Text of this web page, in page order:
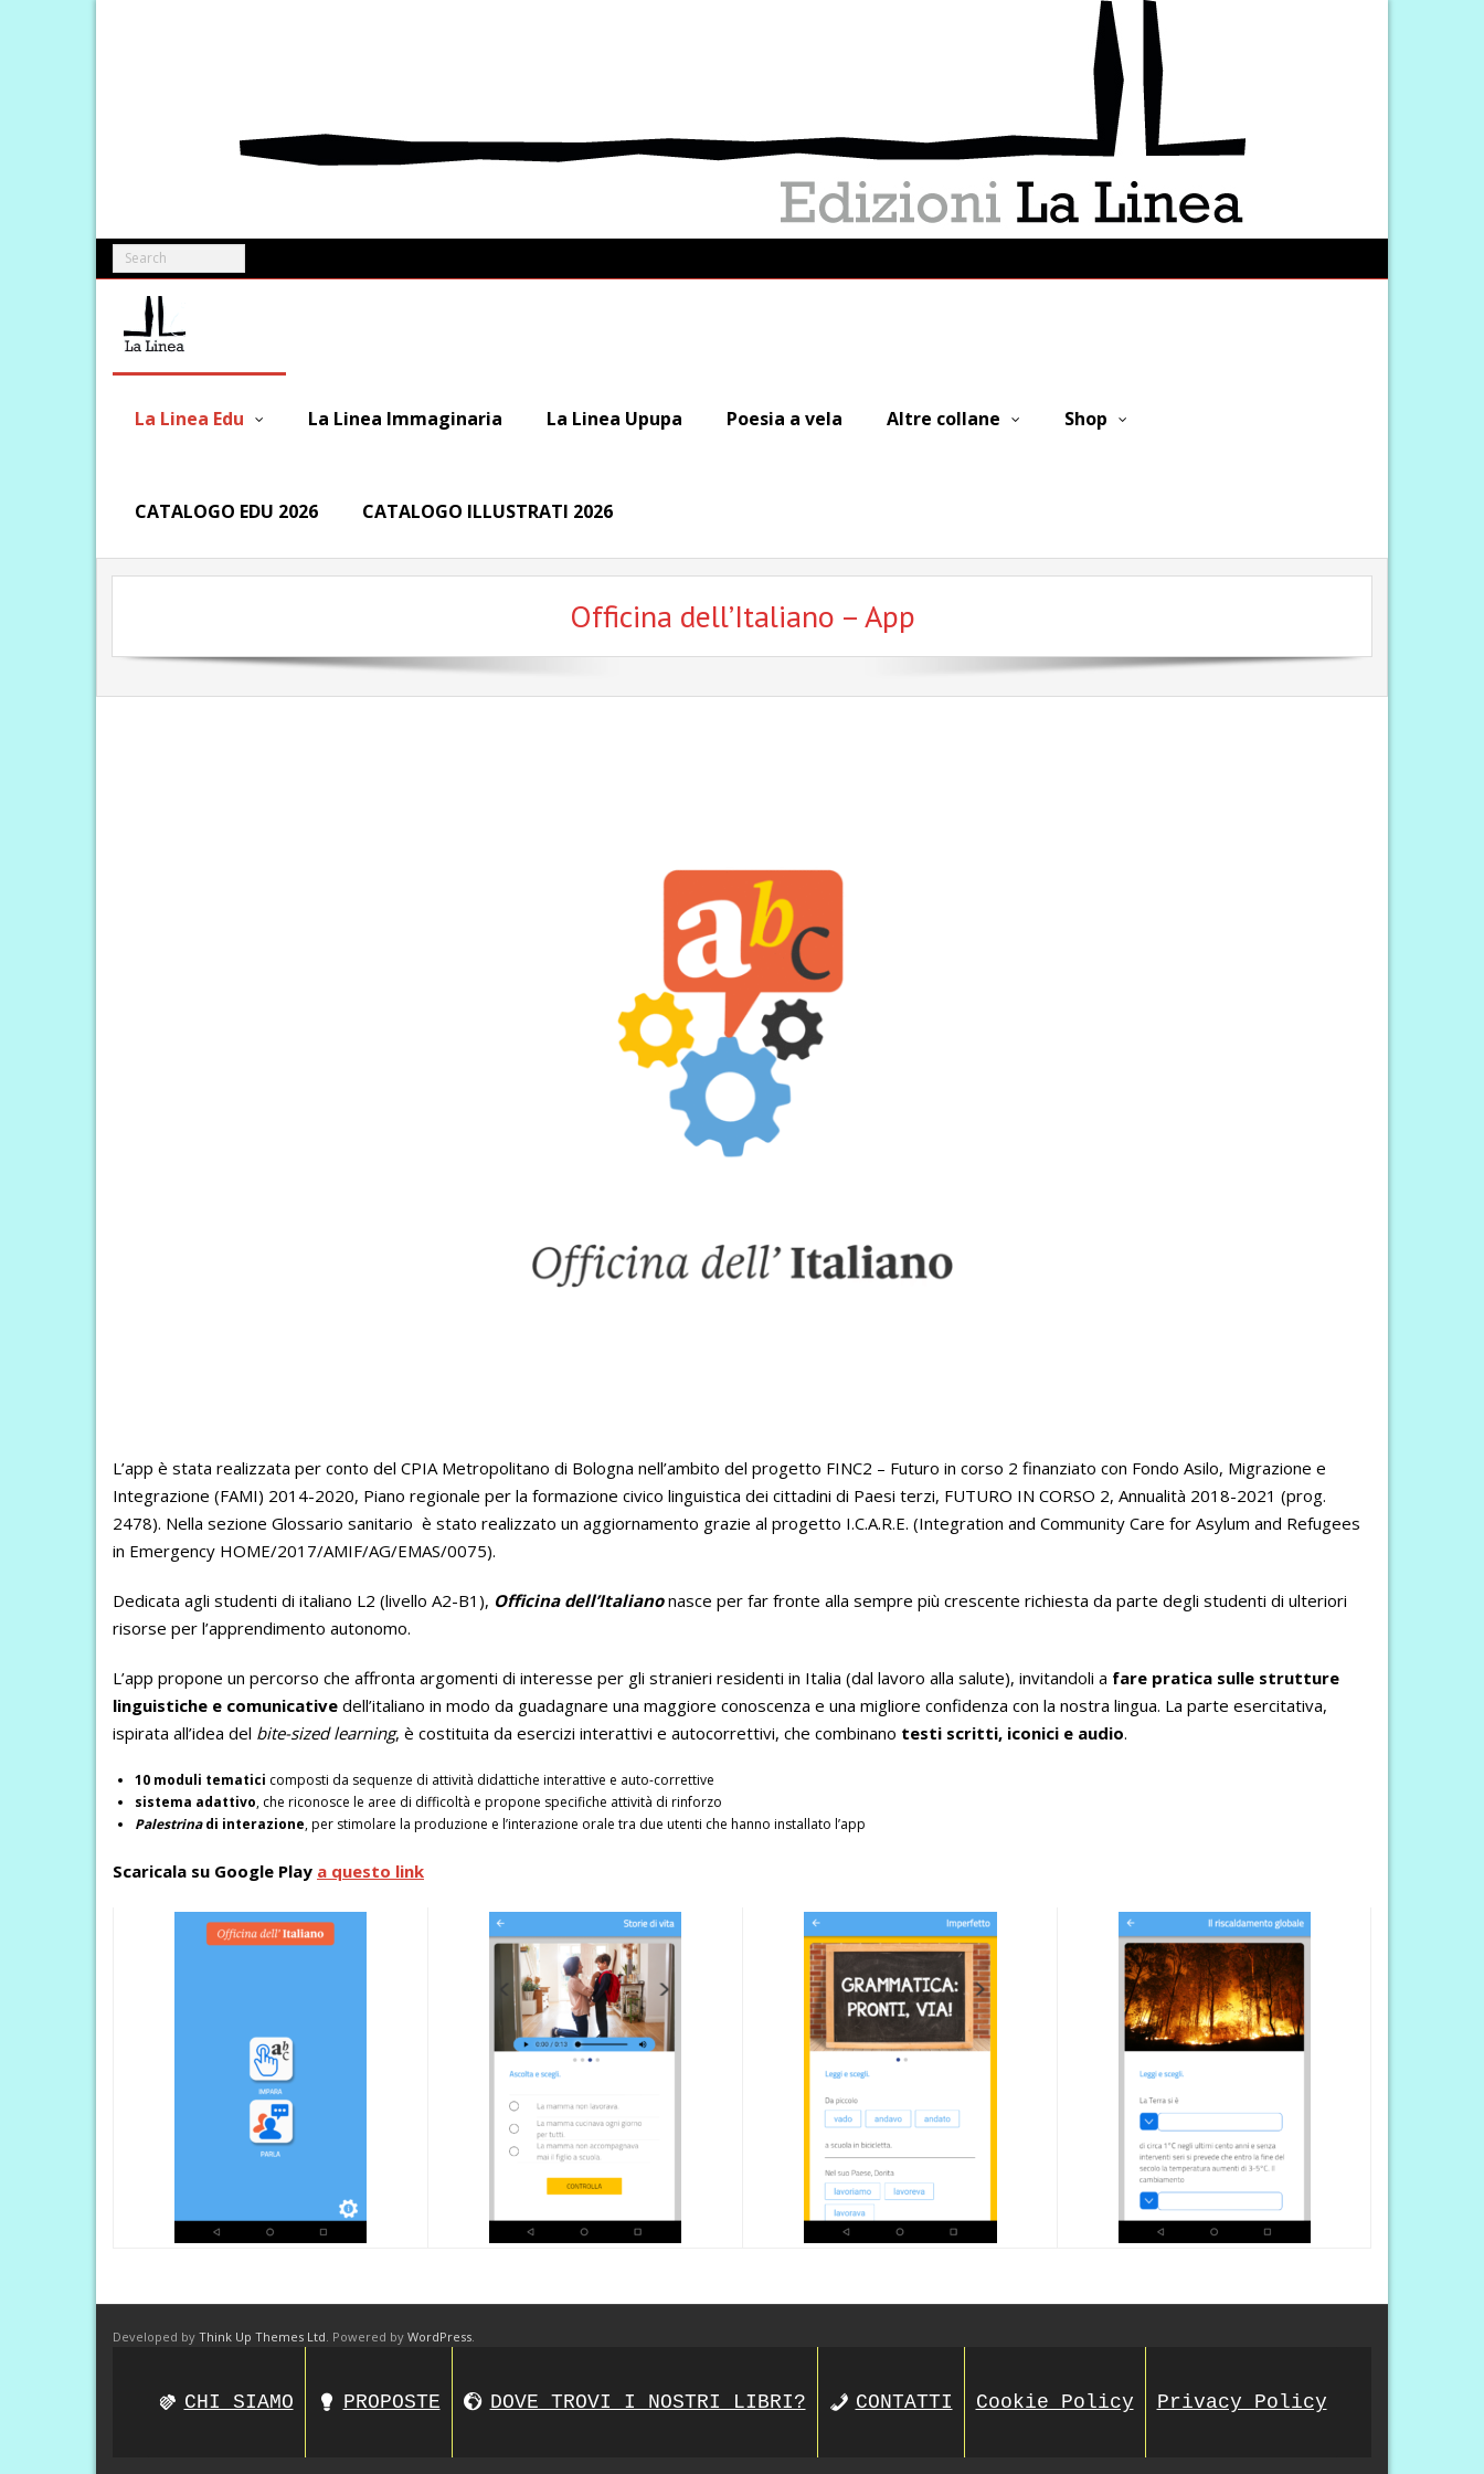
La Linea Edu La Linea Immaginaria La Linea Upupa Poesia a vela Altre collane Shop
CATALOGO EDU 2026 CATALOGO ILLUSTRATI 2026
Officina dell’Italiano – App
L’app è stata realizzata per conto del CPIA Metropolitano di Bologna nell’ambito del progetto FINC2 – Futuro in corso 2 finanziato con Fondo Asilo, Migrazione e
Integrazione (FAMI) 2014-2020, Piano regionale per la formazione civico linguistica dei cittadini di Paesi terzi, FUTURO IN CORSO 2, Annualità 2018-2021 (prog.
2478). Nella sezione Glossario sanitario è stato realizzato un aggiornamento grazie al progetto I.C.A.R.E. (Integration and Community Care for Asylum and Refugees
in Emergency HOME/2017/AMIF/AG/EMAS/0075).
Dedicata agli studenti di italiano L2 (livello A2-B1), Officina dell’Italianonasce per far fronte alla sempre più crescente richiesta da parte degli studenti di ulteriori
risorse per l’apprendimento autonomo.
L’app propone un percorso che affronta argomenti di interesse per gli stranieri residenti in Italia (dal lavoro alla salute), invitandoli a fare pratica sulle strutture
linguistiche e comunicative dell’italiano in modo da guadagnare una maggiore conoscenza e una migliore confidenza con la nostra lingua. La parte esercitativa,
ispirata all’idea del bite-sized learning, è costituita da esercizi interattivi e autocorrettivi, che combinano testi scritti, iconici e audio.
10 moduli tematici composti da sequenze di attività didattiche interattive e auto-correttive
sistema adattivo, che riconosce le aree di difficoltà e propone specifiche attività di rinforzo
Palestrinadi interazione, per stimolare la produzione e l’interazione orale tra due utenti che hanno installato l’app
Scaricala su Google Play a questo link
Developed by Think Up Themes Ltd. Powered by WordPress.
CHI SIAMO PROPOSTE DOVE TROVI I NOSTRI LIBRI? CONTATTI Cookie Policy Privacy Policy